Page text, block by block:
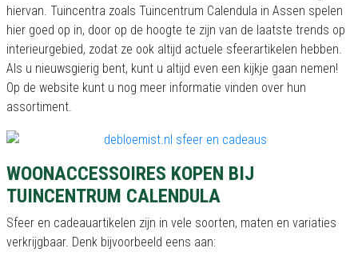
hiervan. Tuincentra zoals Tuincentrum Calendula in Assen spelen
hier goed op in, door op de hoogte te zijn van de laatste trends op
interieurgebied, zodat ze ook altijd actuele sfeerartikelen hebben.
Als u nieuwsgierig bent, kunt u altijd even een kijkje gaan nemen!
Op de website kunt u nog meer informatie vinden over hun
assortiment.
WOONACCESSOIRES KOPEN BIJ
TUINCENTRUM CALENDULA
Sfeer en cadeauartikelen zijn in vele soorten, maten en variaties
verkrijgbaar. Denk bijvoorbeeld eens aan: